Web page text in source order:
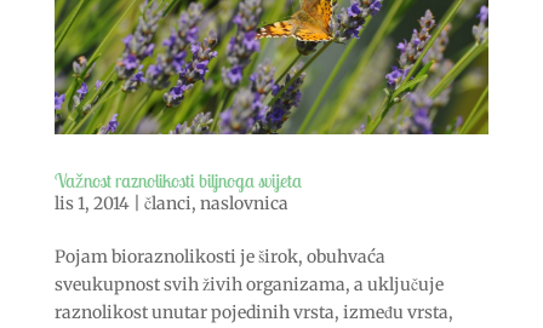
Važnost raznolikosti biljnoga svijeta
lis 1, 2014| članci, naslovnica
Pojam bioraznolikosti je širok, obuhvaća
sveukupnost svih živih organizama, a uključuje
raznolikost unutar pojedinih vrsta, između vrsta,